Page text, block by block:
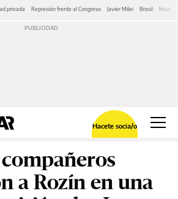
privada Represión frente al Congreso Javier Milei Brasil Huawei
Hacete socia/o
a Rozín en una